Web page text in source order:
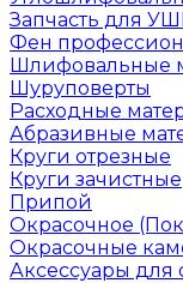
Запчасть для
Фен
Шлифовальные
Шуруповерты
Расходные
Абразивные
Круги отрезные
Круги зачистные
Припой
Окрасочное
Окрасочные
Аксессуары для